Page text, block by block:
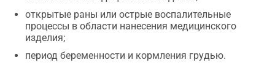
открытые раны или острые воспалительные
процессы в области нанесения медицинского
изделия;
период беременности и кормления грудью.